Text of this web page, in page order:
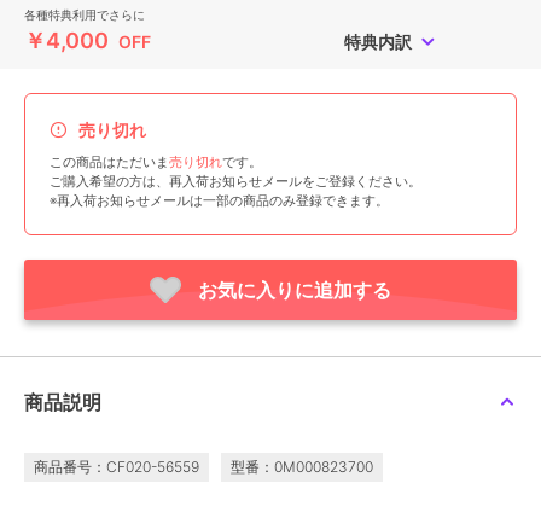
各種特典利用でさらに
￥4,000 OFF 特典内訳
売り切れ
この商品はただいま売り切れです。
ご購入希望の方は、再入荷お知らせメールをご登録ください。
※再入荷お知らせメールは一部の商品のみ登録できます。
お気に入りに追加する
商品説明
商品番号：CF020-56559 型番：0M000823700